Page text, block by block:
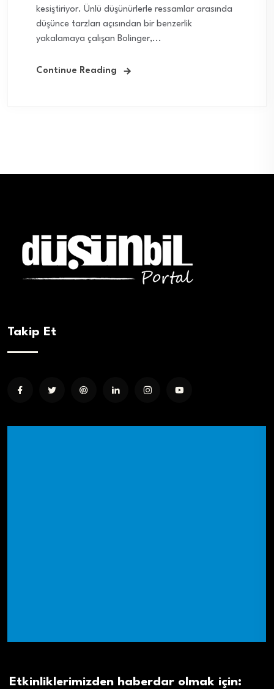
kesiştiriyor. Ünlü düşünürlerle ressamlar arasında
düşünce tarzları açısından bir benzerlik
yakalamaya çalışan Bolinger,...
Continue Reading
Takip Et
Etkinliklerimizden haberdar olmak için: